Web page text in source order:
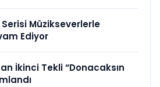
Müzikseverlerle
Ediyor
İkinci Tekli “Donacaksın